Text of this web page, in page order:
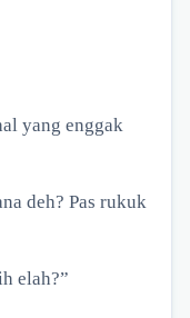
yang enggak
deh? Pas rukuk
elah?”